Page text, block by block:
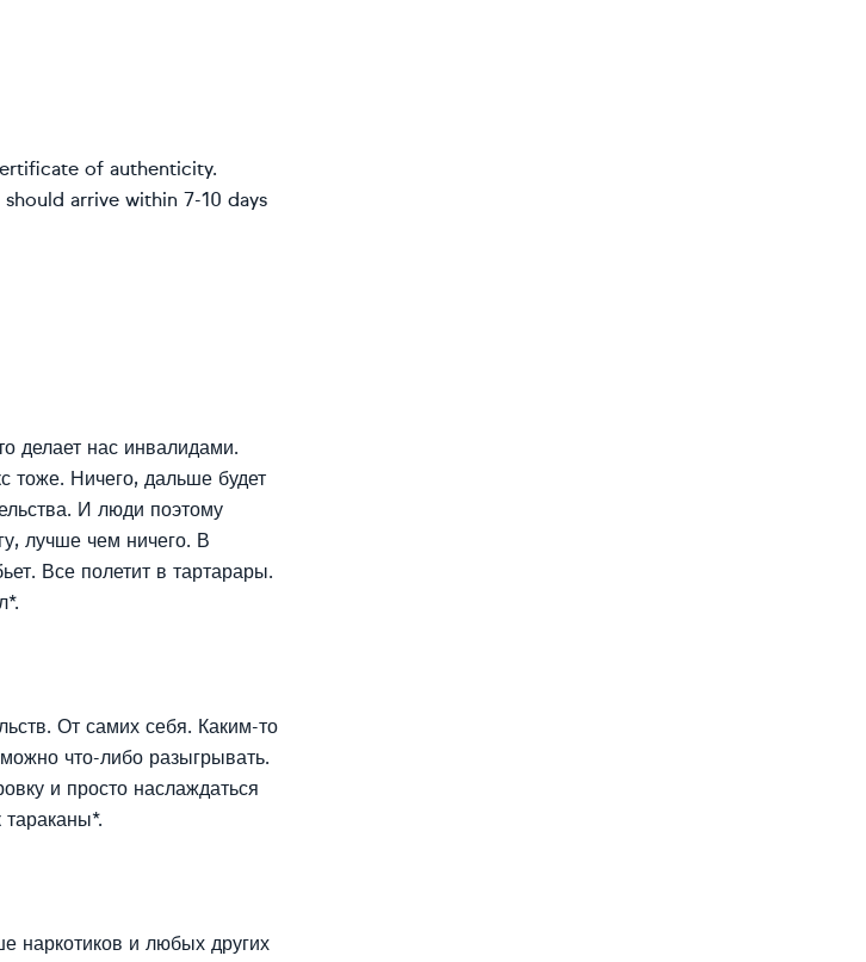
of authenticity.
arrive within 7-10 days
делает нас инвалидами.
тоже. Ничего, дальше будет
И люди поэтому
лучше чем ничего. В
Все полетит в тартарары.
От самих себя. Каким-то
что-либо разыгрывать.
и просто наслаждаться
наркотиков и любых других